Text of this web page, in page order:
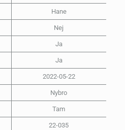
Hane
Nej
Ja
Ja
2022-05-22
Nybro
Tam
22-035